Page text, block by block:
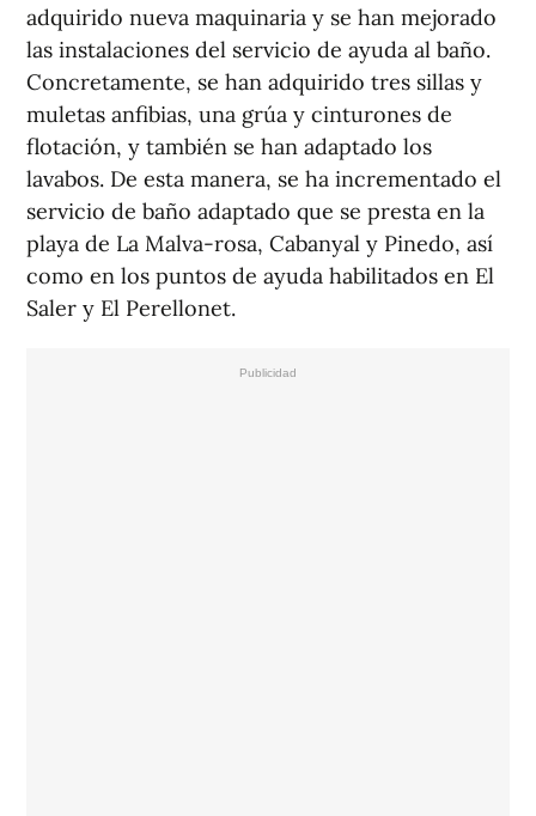
adquirido nueva maquinaria y se han mejorado
las instalaciones del servicio de ayuda al baño.
Concretamente, se han adquirido tres sillas y
muletas anfibias, una grúa y cinturones de
flotación, y también se han adaptado los
lavabos. De esta manera, se ha incrementado el
servicio de baño adaptado que se presta en la
playa de La Malva-rosa, Cabanyal y Pinedo, así
como en los puntos de ayuda habilitados en El
Saler y El Perellonet.